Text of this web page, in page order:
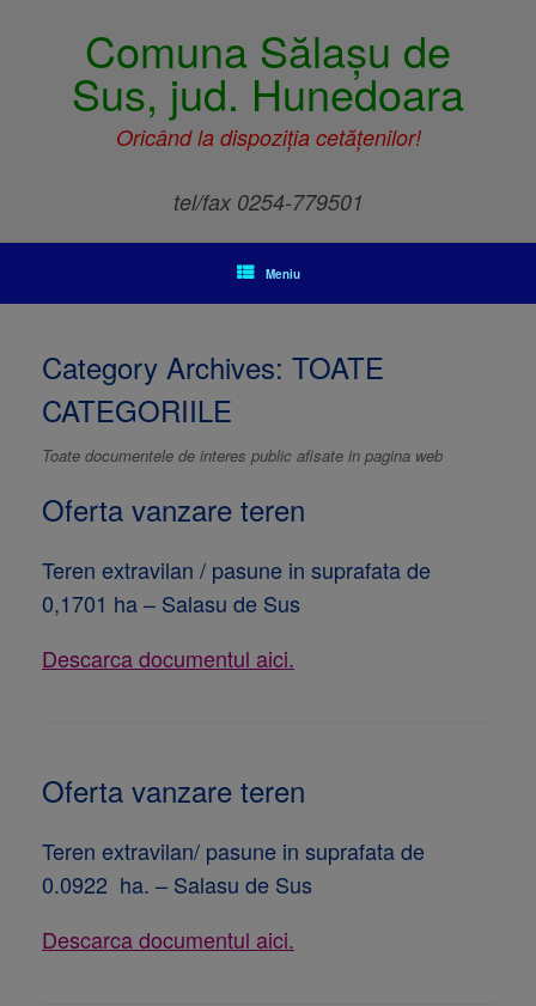
Comuna Sălașu de
Sus, jud. Hunedoara
Oricând la dispoziția cetățenilor!
tel/fax 0254-779501
Meniu
Category Archives: TOATE
CATEGORIILE
Toate documentele de interes public afisate in pagina web
Oferta vanzare teren
Teren extravilan / pasune in suprafata de
0,1701 ha – Salasu de Sus
Descarca documentul aici.
Oferta vanzare teren
Teren extravilan/ pasune in suprafata de
0.0922 ha. – Salasu de Sus
Descarca documentul aici.